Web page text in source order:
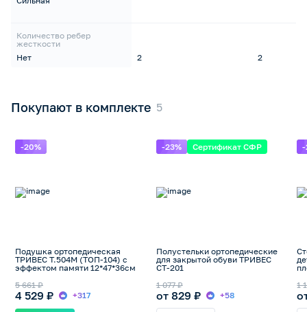
Количество ребер
жесткости
Нет
2 2
Покупают в комплекте
-20%
Подушка ортопедическая
ТРИВЕС Т.504М (ТОП-104) с
эффектом памяти 12*47*36см
4 529 ₽
5 661 ₽
+317
-23% Сертификат СФР
Полустельки ортопедические
для закрытой обуви ТРИВЕС
СТ-201
от 829 ₽
1 077 ₽
+58
-
1